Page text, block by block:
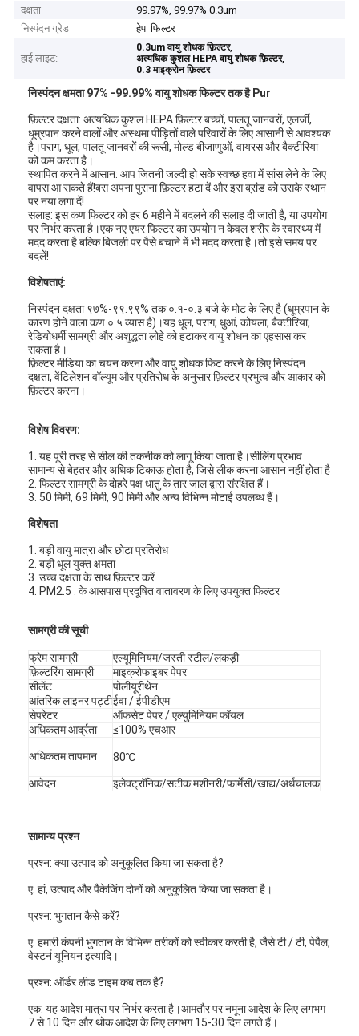
घर
वीडियो
दक्षता
99.97%, 99.97% 0.3um
निस्पंदन ग्रेड
हेपा फिल्टर
हाई लाइट:
0.3um वायु शोधक फ़िल्टर,
अत्यधिक कुशल HEPA वायु शोधक फ़िल्टर,
0.3 माइक्रोन फ़िल्टर
निस्पंदन क्षमता 97% -99.99% वायु शोधक फिल्टर तक है Pur
फ़िल्टर दक्षता: अत्यधिक कुशल HEPA फ़िल्टर बच्चों, पालतू जानवरों, एलर्जी,
धूम्रपान करने वालों और अस्थमा पीड़ितों वाले परिवारों के लिए आसानी से आवश्यक
है।पराग, धूल, पालतू जानवरों की रूसी, मोल्ड बीजाणुओं, वायरस और बैक्टीरिया
को कम करता है।
स्थापित करने में आसान: आप जितनी जल्दी हो सके स्वच्छ हवा में सांस लेने के लिए
वापस आ सकते हैं!बस अपना पुराना फ़िल्टर हटा दें और इस ब्रांड को उसके स्थान
पर नया लगा दें!
सलाह: इस कण फिल्टर को हर 6 महीने में बदलने की सलाह दी जाती है, या उपयोग
पर निर्भर करता है।एक नए एयर फिल्टर का उपयोग न केवल शरीर के स्वास्थ्य में
मदद करता है बल्कि बिजली पर पैसे बचाने में भी मदद करता है।तो इसे समय पर
बदलें!
विशेषताएं:
निस्पंदन दक्षता ९७%-९९.९९% तक ०.१-०.३ बजे के मोट के लिए है (धूम्रपान के
कारण होने वाला कण ०.५ व्यास है)।यह धूल, पराग, धुआं, कोयला, बैक्टीरिया,
रेडियोधर्मी सामग्री और अशुद्धता लोहे को हटाकर वायु शोधन का एहसास कर
सकता है।
फ़िल्टर मीडिया का चयन करना और वायु शोधक फिट करने के लिए निस्पंदन
दक्षता, वेंटिलेशन वॉल्यूम और प्रतिरोध के अनुसार फ़िल्टर प्रभुत्व और आकार को
फ़िल्टर करना।
विशेष विवरण:
1. यह पूरी तरह से सील की तकनीक को लागू किया जाता है।सीलिंग प्रभाव
सामान्य से बेहतर और अधिक टिकाऊ होता है, जिसे लीक करना आसान नहीं होता है
2. फिल्टर सामग्री के दोहरे पक्ष धातु के तार जाल द्वारा संरक्षित हैं।
3. 50 मिमी, 69 मिमी, 90 मिमी और अन्य विभिन्न मोटाई उपलब्ध हैं।
विशेषता
1. बड़ी वायु मात्रा और छोटा प्रतिरोध
2. बड़ी धूल युक्त क्षमता
3. उच्च दक्षता के साथ फ़िल्टर करें
4. PM2.5 . के आसपास प्रदूषित वातावरण के लिए उपयुक्त फिल्टर
सामग्री की सूची
फ्रेम सामग्री
एल्यूमिनियम/जस्ती स्टील/लकड़ी
फ़िल्टरिंग सामग्री
माइक्रोफाइबर पेपर
सीलेंट
पोलीयूरीथेन
आंतरिक लाइनर पट्टीईवा / ईपीडीएम
सेपरेटर
ऑफसेट पेपर / एल्युमिनियम फॉयल
अधिकतम आर्द्रता
≤100% एचआर
अधिकतम तापमान 80℃
आवेदन इलेक्ट्रॉनिक/सटीक मशीनरी/फार्मेसी/खाद्य/अर्धचालक
सामान्य प्रश्न
प्रश्न: क्या उत्पाद को अनुकूलित किया जा सकता है?
ए: हां, उत्पाद और पैकेजिंग दोनों को अनुकूलित किया जा सकता है।
प्रश्न: भुगतान कैसे करें?
ए: हमारी कंपनी भुगतान के विभिन्न तरीकों को स्वीकार करती है, जैसे टी / टी, पेपैल,
वेस्टर्न यूनियन इत्यादि।
प्रश्न: ऑर्डर लीड टाइम कब तक है?
एक: यह आदेश मात्रा पर निर्भर करता है।आमतौर पर नमूना आदेश के लिए लगभग
7 से 10 दिन और थोक आदेश के लिए लगभग 15-30 दिन लगते हैं।